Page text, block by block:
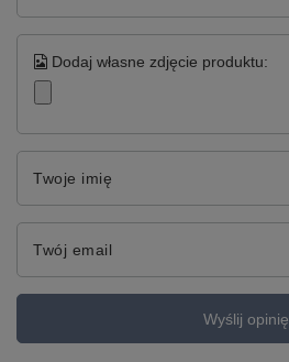
Dodaj własne zdjęcie produktu:
Twoje imię
Twój email
Wyślij opinię